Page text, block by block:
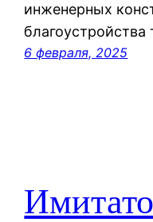
инженерных
благоустройства
6 февраля, 2025